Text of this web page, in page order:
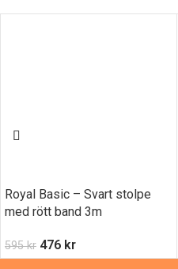
Royal Basic – Svart stolpe
med rött band 3m
595kr 476 kr